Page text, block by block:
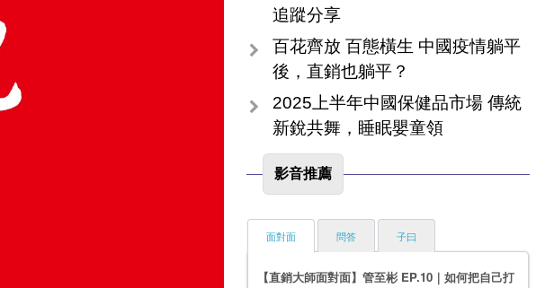
追蹤分享
百花齊放 百態橫生 中國疫情躺平
後，直銷也躺平？
2025上半年中國保健品市場 傳統
新銳共舞，睡眠嬰童領
影音推薦
面對面
【直銷大師面對面】管至彬 EP.10｜如何把自己打
問答 子曰